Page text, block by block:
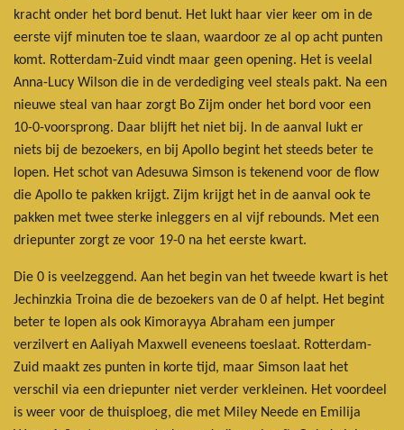
kracht onder het bord benut. Het lukt haar vier keer om in de
eerste vijf minuten toe te slaan, waardoor ze al op acht punten
komt. Rotterdam-Zuid vindt maar geen opening. Het is veelal
Anna-Lucy Wilson die in de verdediging veel steals pakt. Na een
nieuwe steal van haar zorgt Bo Zijm onder het bord voor een
10-0-voorsprong. Daar blijft het niet bij. In de aanval lukt er
niets bij de bezoekers, en bij Apollo begint het steeds beter te
lopen. Het schot van Adesuwa Simson is tekenend voor de flow
die Apollo te pakken krijgt. Zijm krijgt het in de aanval ook te
pakken met twee sterke inleggers en al vijf rebounds. Met een
driepunter zorgt ze voor 19-0 na het eerste kwart.
Die 0 is veelzeggend. Aan het begin van het tweede kwart is het
Jechinzkia Troina die de bezoekers van de 0 af helpt. Het begint
beter te lopen als ook Kimorayya Abraham een jumper
verzilvert en Aaliyah Maxwell eveneens toeslaat. Rotterdam-
Zuid maakt zes punten in korte tijd, maar Simson laat het
verschil via een driepunter niet verder verkleinen. Het voordeel
is weer voor de thuisploeg, die met Miley Neede en Emilija